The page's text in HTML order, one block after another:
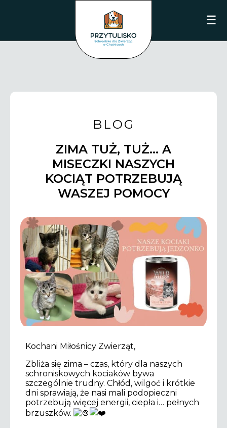
☰
BLOG
ZIMA TUŻ, TUŻ… A
MISECZKI NASZYCH
KOCIĄT POTRZEBUJĄ
WASZEJ POMOCY
Kochani Miłośnicy Zwierząt,
Zbliża się zima – czas, który dla naszych
schroniskowych kociaków bywa
szczególnie trudny. Chłód, wilgoć i krótkie
dni sprawiają, że nasi mali podopieczni
potrzebują więcej energii, ciepła i… pełnych
brzuszków.